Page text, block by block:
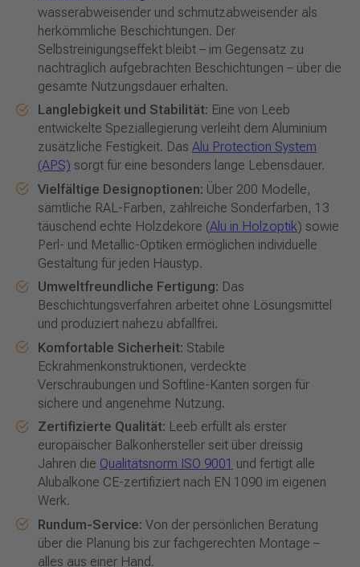
wasserabweisender und schmutzabweisender als
herkömmliche Beschichtungen. Der
Selbstreinigungseffekt bleibt – im Gegensatz zu
nachträglich aufgebrachten Beschichtungen – über die
gesamte Nutzungsdauer erhalten.
Langlebigkeit und Stabilität: Eine von Leeb
entwickelte Speziallegierung verleiht dem Aluminium
zusätzliche Festigkeit. Das Alu Protection System
(APS) sorgt für eine besonders lange Lebensdauer.
Vielfältige Designoptionen: Über 200 Modelle,
sämtliche RAL-Farben, zahlreiche Sonderfarben, 13
täuschend echte Holzdekore (Alu in Holzoptik) sowie
Perl- und Metallic-Optiken ermöglichen individuelle
Gestaltung für jeden Haustyp.
Umweltfreundliche Fertigung: Das
Beschichtungsverfahren arbeitet ohne Lösungsmittel
und produziert nahezu abfallfrei.
Komfortable Sicherheit: Stabile
Eckrahmenkonstruktionen, verdeckte
Verschraubungen und Softline-Kanten sorgen für
sichere und angenehme Nutzung.
Zertifizierte Qualität: Leeb erfüllt als erster
europäischer Balkonhersteller seit über dreissig
Jahren die Qualitätsnorm ISO 9001 und fertigt alle
Alubalkone CE-zertifiziert nach EN 1090 im eigenen
Werk.
Rundum-Service: Von der persönlichen Beratung
über die Planung bis zur fachgerechten Montage –
alles aus einer Hand.